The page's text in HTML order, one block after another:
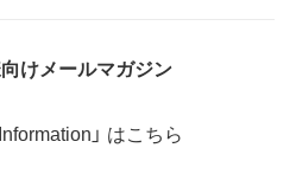
けメールマガジン
」 はこちら